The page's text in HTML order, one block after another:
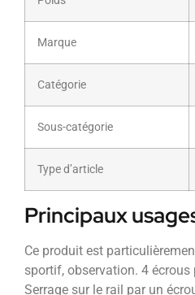
Marque
Catégorie
Sous-catégorie
Type d’article
Principaux
Ce produit est
sportif, observation. 4
Serrage sur le rail par un